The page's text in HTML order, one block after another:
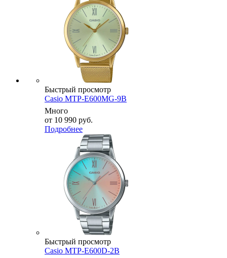
Быстрый просмотр
Casio MTP-E600MG-9B
Много
от 10 990 руб.
Подробнее
Быстрый просмотр
Casio MTP-E600D-2B